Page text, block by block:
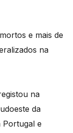
e mais de
na
na
da
Portugal e